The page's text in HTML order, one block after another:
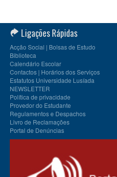
Ligações Rápidas
Acção Social | Bolsas de Estudo
Biblioteca
Calendário Escolar
Contactos | Horários dos Serviços
Estatutos Universidade Lusíada
NEWSLETTER
Política de privacidade
Provedor do Estudante
Regulamentos e Despachos
Livro de Reclamações
Portal de Denúncias